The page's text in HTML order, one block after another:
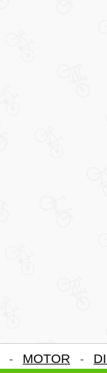
- MOTOR -